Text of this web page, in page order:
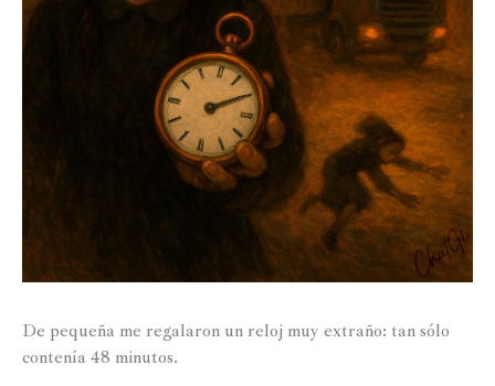
De pequeña me regalaron un reloj muy extraño: tan sólo
contenía 48 minutos.